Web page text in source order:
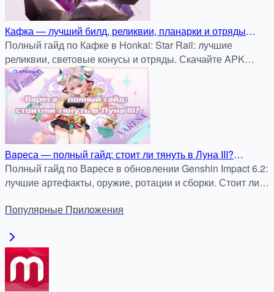
Кафка — лучший билд, реликвии, планарки и отряды
(Honkai: Star Rail)
Полный гайд по Кафке в Honkai: Star Rail: лучшие
реликвии, световые конусы и отряды. Скачайте APK
бесплатно на APKDock.
Вaреса — полный гайд: стоит ли тянуть в Луна III?
Оружие, артефакты, ротация и реальные сборки
Полный гайд по Вaресе в обновлении Genshin Impact 6.2:
лучшие артефакты, оружие, ротации и сборки. Стоит ли
Популярные Приложения